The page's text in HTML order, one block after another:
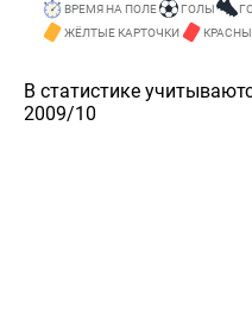
ВРЕМЯ НА ПОЛЕ ГОЛЫ
ЖЁЛТЫЕ КАРТОЧКИ
В статистике
2009/10